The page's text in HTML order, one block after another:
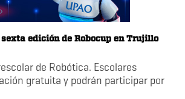
edición de Robocup en Trujillo
de Robótica. Escolares
gratuita y podrán participar por